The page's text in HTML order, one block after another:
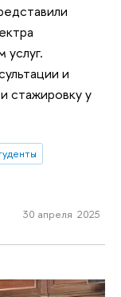
и
стажировку у
30 апреля 2025